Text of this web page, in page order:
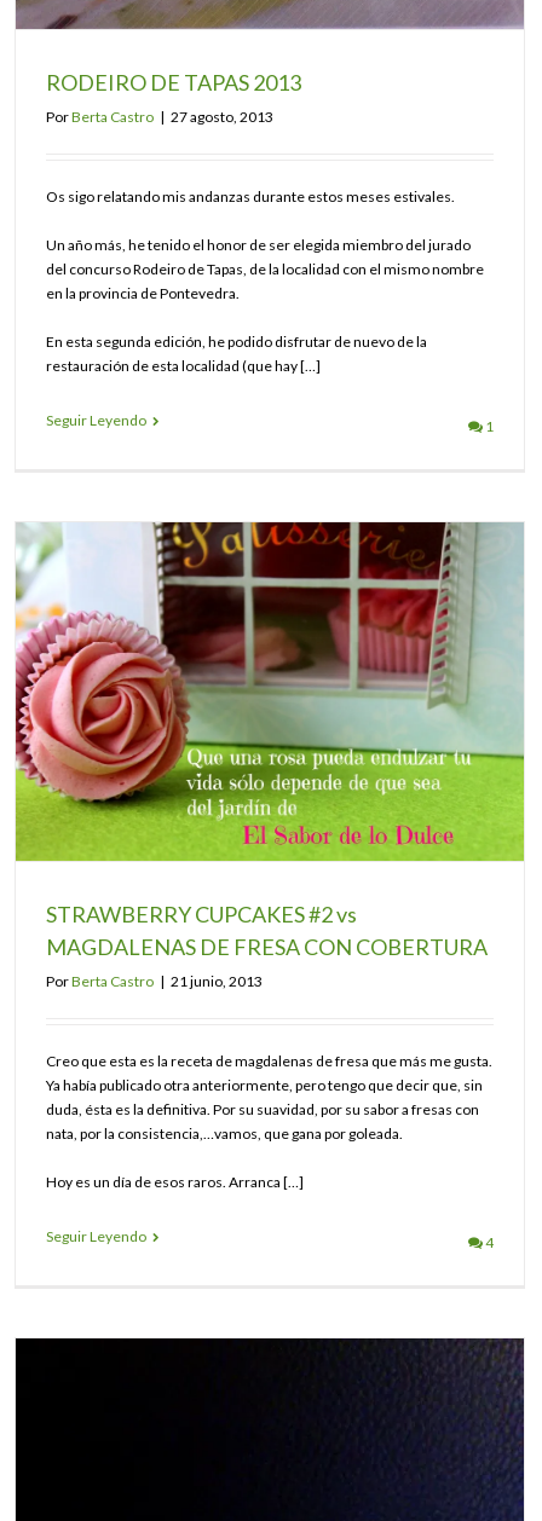
RODEIRO DE TAPAS 2013
PorBerta Castro | 27 agosto, 2013
Os sigo relatando mis andanzas durante estos meses estivales.
Un año más, he tenido el honor de ser elegida miembro del jurado
del concurso Rodeiro de Tapas, de la localidad con el mismo nombre
en la provincia de Pontevedra.
En esta segunda edición, he podido disfrutar de nuevo de la
restauración de esta localidad (que hay […]
Seguir Leyendo 1
STRAWBERRY CUPCAKES #2 vs
MAGDALENAS DE FRESA CON COBERTURA
PorBerta Castro | 21 junio, 2013
Creo que esta es la receta de magdalenas de fresa que más me gusta.
Ya había publicado otra anteriormente, pero tengo que decir que, sin
duda, ésta es la definitiva. Por su suavidad, por su sabor a fresas con
nata, por la consistencia,…vamos, que gana por goleada.
Hoy es un día de esos raros. Arranca […]
Seguir Leyendo 4